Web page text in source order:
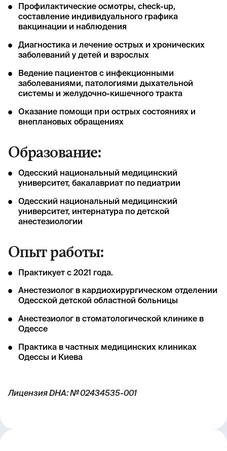
Профилактические осмотры, check-up,
составление индивидуального графика
вакцинации и наблюдения
Диагностика и лечение острых и хронических
заболеваний у детей и взрослых
Ведение пациентов с инфекционными
заболеваниями, патологиями дыхательной
системы и желудочно-кишечного тракта
Оказание помощи при острых состояниях и
внеплановых обращениях
Образование:
Одесский национальный медицинский
университет, бакалавриат по педиатрии
Одесский национальный медицинский
университет, интернатура по детской
анестезиологии
Опыт работы:
Практикует с 2021 года.
Анестезиолог в кардиохирургическом отделении
Одесской детской областной больницы
Анестезиолог в стоматологической клинике в
Одессе
Практика в частных медицинских клиниках
Одессы и Киева
Лицензия DHA: № 02434535-001